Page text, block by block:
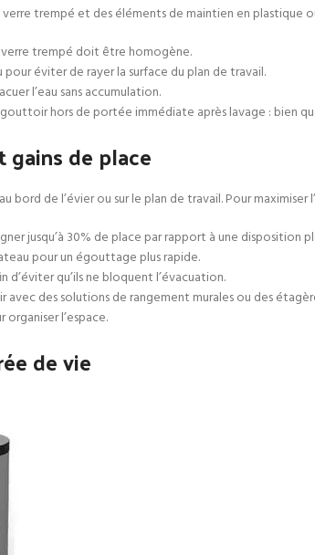
trempé et des éléments de maintien en plastique
verre trempé doit être homogène.
éviter de rayer la surface du plan de travail.
l’eau sans accumulation.
hors de portée immédiate après lavage :
de place
de l’évier ou sur le plan de travail. Pour maximiser
jusqu’à 30% de place par rapport à une disposition
pour un égouttage plus rapide.
qu’ils ne bloquent l’évacuation.
avec des solutions de rangement murales ou des
l’espace.
de vie